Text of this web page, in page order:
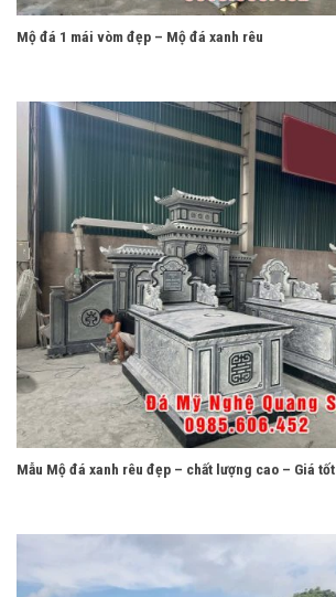
Mộ đá 1 mái vòm đẹp – Mộ đá xanh rêu
Mẫu Mộ đá xanh rêu đẹp – chất lượng cao – Giá tốt